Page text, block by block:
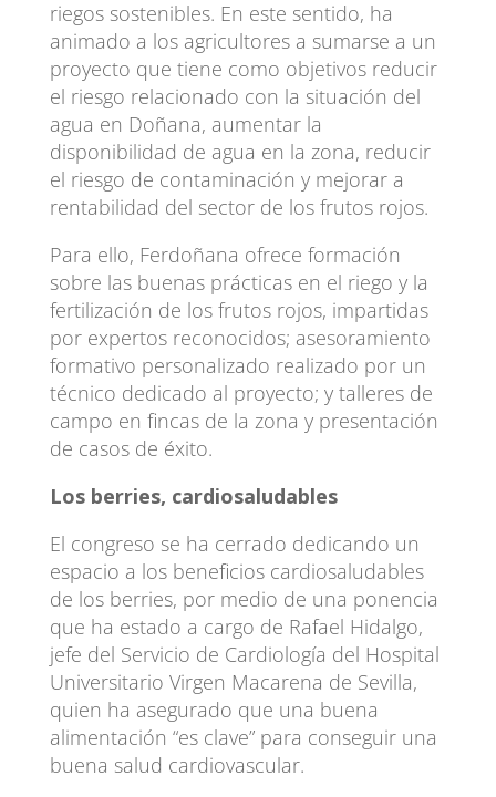
riegos sostenibles. En este sentido, ha
animado a los agricultores a sumarse a un
proyecto que tiene como objetivos reducir
el riesgo relacionado con la situación del
agua en Doñana, aumentar la
disponibilidad de agua en la zona, reducir
el riesgo de contaminación y mejorar a
rentabilidad del sector de los frutos rojos.
Para ello, Ferdoñana ofrece formación
sobre las buenas prácticas en el riego y la
fertilización de los frutos rojos, impartidas
por expertos reconocidos; asesoramiento
formativo personalizado realizado por un
técnico dedicado al proyecto; y talleres de
campo en fincas de la zona y presentación
de casos de éxito.
Los berries, cardiosaludables
El congreso se ha cerrado dedicando un
espacio a los beneficios cardiosaludables
de los berries, por medio de una ponencia
que ha estado a cargo de Rafael Hidalgo,
jefe del Servicio de Cardiología del Hospital
Universitario Virgen Macarena de Sevilla,
quien ha asegurado que una buena
alimentación “es clave” para conseguir una
buena salud cardiovascular.